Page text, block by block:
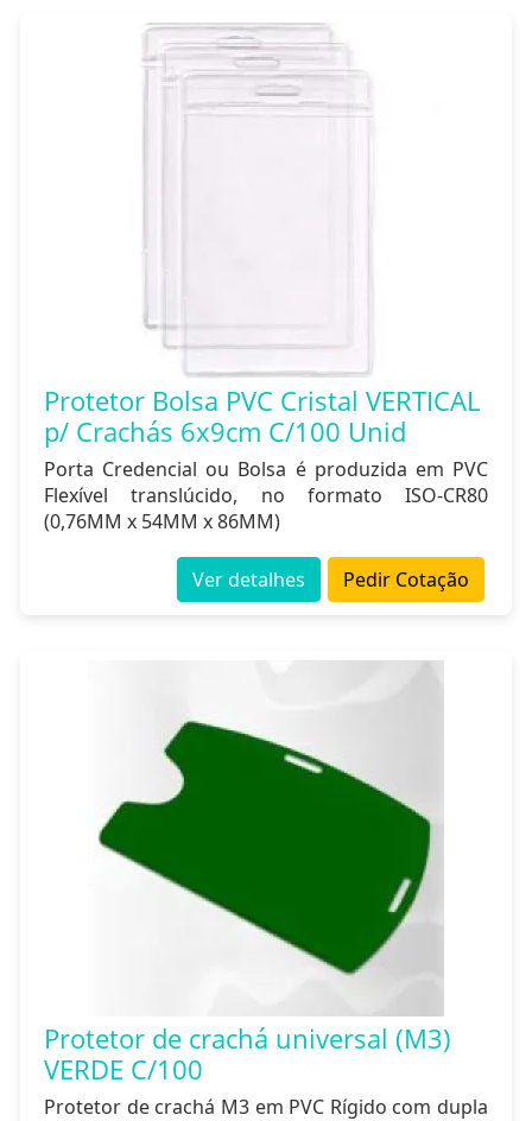
Protetor Bolsa PVC Cristal VERTICAL
p/ Crachás 6x9cm C/100 Unid
Porta Credencial ou Bolsa é produzida em PVC
Flexível translúcido, no formato ISO-CR80
(0,76MM x 54MM x 86MM)
Pedir Cotação
Ver detalhes
Protetor de crachá universal (M3)
VERDE C/100
Protetor de crachá M3 em PVC Rígido com dupla